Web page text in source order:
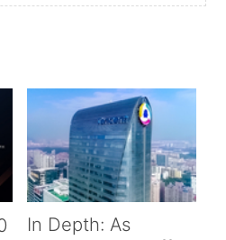
In Depth: As